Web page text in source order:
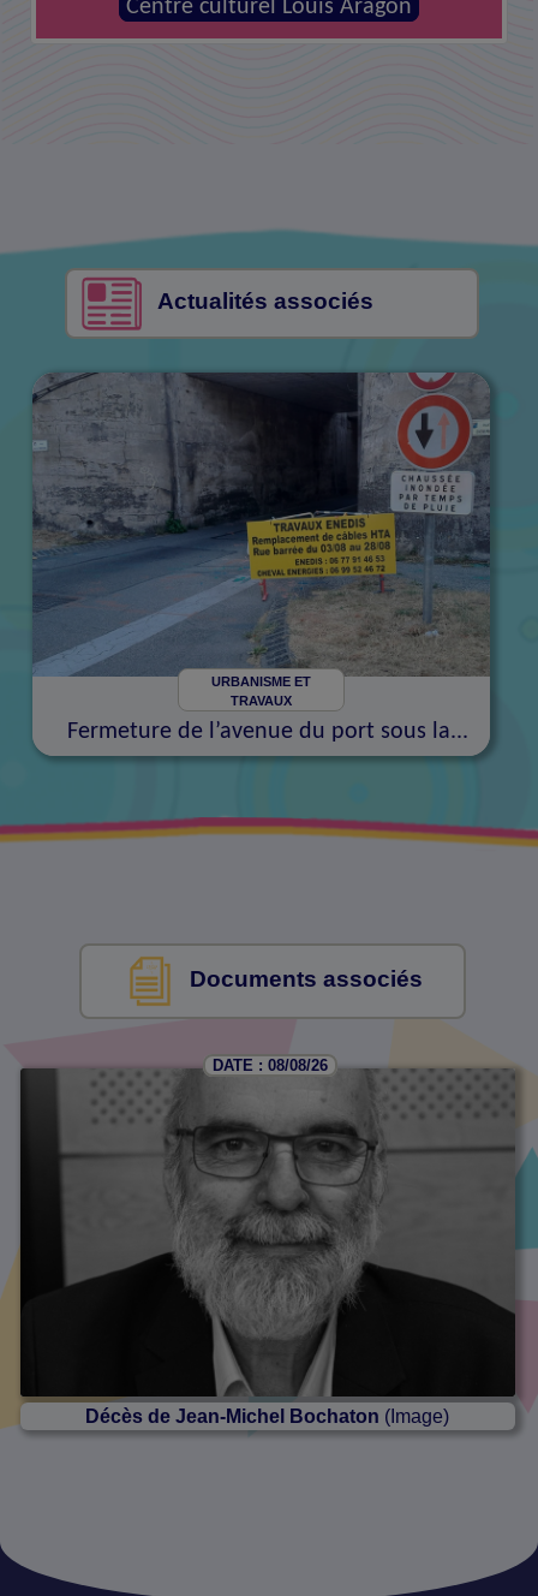
Centre culturel Louis Aragon
MJC - Centre social la Canopée
Actualités associés
URBANISME ET
TRAVAUX
Fermeture de l’avenue du port sous la...
Documents associés
DATE : 08/08/26
Décès de Jean-Michel Bochaton (Image)